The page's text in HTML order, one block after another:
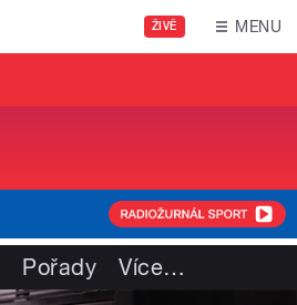
ŽIVĚ MENU
Pořady Více…